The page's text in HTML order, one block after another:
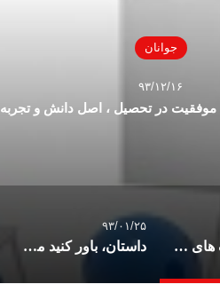
جوانان
۹۳/۱۲/۱۶
موفقیت در تحصیل ، اصل دانش و تجربه
اصول و تکنیک های موفقیت در تحصیل ، اصل دانش و تجربه
۹۳/۰۱/۲۵
داستان، باور کنید من دارم می میرم…